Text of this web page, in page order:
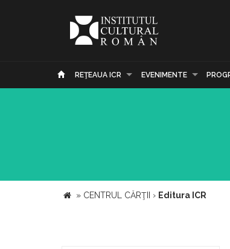
REŢEAUA ICR EVENIMENTE
» CENTRUL CĂRŢII › Editura ICR